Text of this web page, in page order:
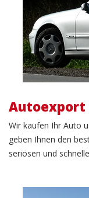
Autoexport
Wir kaufen Ihr Auto
geben Ihnen den
seriösen und